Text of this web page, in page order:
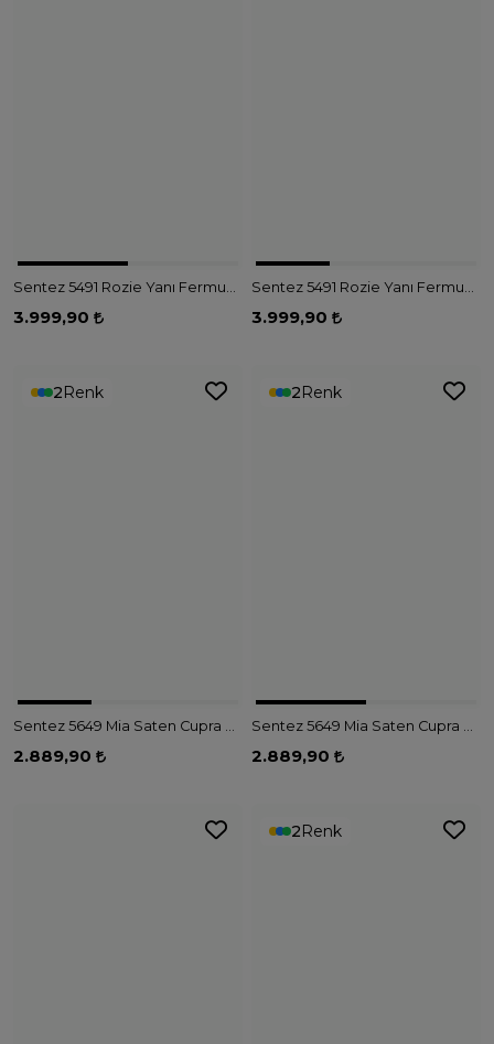
Sentez 5491 Rozie Yanı Fermuarlı Kloş Etek - LACİVERT
3.999,90
Sentez 5491 Rozie Yanı Fermuarlı Kloş Etek - SİYAH
3.999,90
2 Renk
Sentez 5649 Mia Saten Cupra Pantolon - TAŞ
2.889,90
2 Renk
Sentez 5649 Mia Saten Cupra Pantolon - SİYAH
2.889,90
2 Renk